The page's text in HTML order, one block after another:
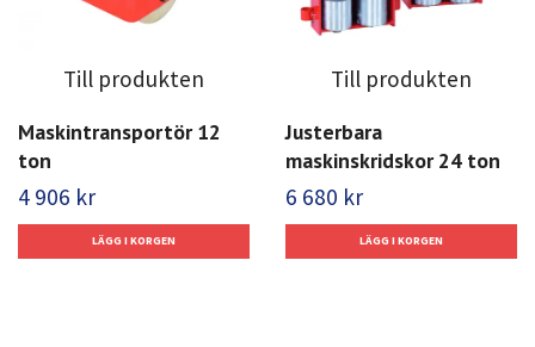
Till produkten
Maskintransportör 12
ton
4 906 kr
Till produkten
Justerbara
maskinskridskor 24 ton
6 680 kr